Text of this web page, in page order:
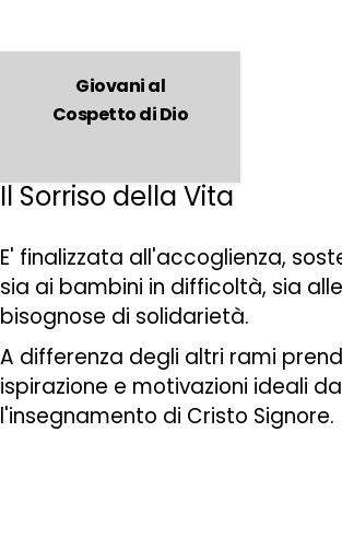
Giovani al
Cospetto di Dio
Il Sorriso della Vita
E' finalizzata all'accoglienza,
sia ai bambini in difficoltà, sia
bisognose di solidarietà.
A differenza degli altri rami
ispirazione e motivazioni ideali
l'insegnamento di Cristo Signore.